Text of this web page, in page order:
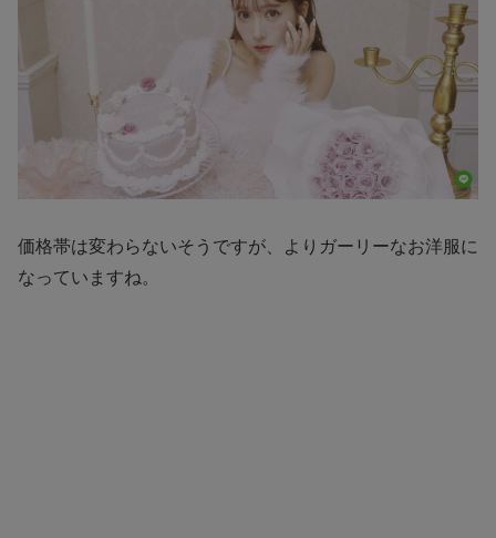
価格帯は変わらないそうですが、よりガーリーなお洋服に
なっていますね。